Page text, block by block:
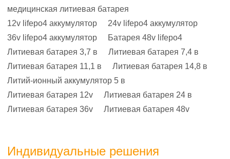
медицинская литиевая батарея
12v lifepo4 аккумулятор
24v lifepo4 аккумулятор
36v lifepo4 аккумулятор
Батарея 48v lifepo4
Литиевая батарея 3,7 в
Литиевая батарея 7,4 в
Литиевая батарея 11,1 в
Литиевая батарея 14,8 в
Литий-ионный аккумулятор 5 в
Литиевая батарея 12v
Литиевая батарея 24 в
Литиевая батарея 36v
Литиевая батарея 48v
Индивидуальные решения